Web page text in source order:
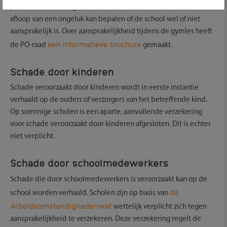
afloop van een ongeluk kan bepalen of de school wel of niet
aansprakelijk is. Over aansprakelijkheid tijdens de gymles heeft
de PO-raad een informatieve brochure gemaakt.
Schade door kinderen
Schade veroorzaakt door kinderen wordt in eerste instantie
verhaald op de ouders of verzorgers van het betreffende kind.
Op sommige scholen is een aparte, aanvullende verzekering
voor schade veroorzaakt door kinderen afgesloten. Dit is echter
niet verplicht.
Schade door schoolmedewerkers
Schade die door schoolmedewerkers is veroorzaakt kan op de
school worden verhaald. Scholen zijn op basis van de
Arbeidsomstandighedenwet wettelijk verplicht zich tegen
aansprakelijkheid te verzekeren. Deze verzekering regelt de